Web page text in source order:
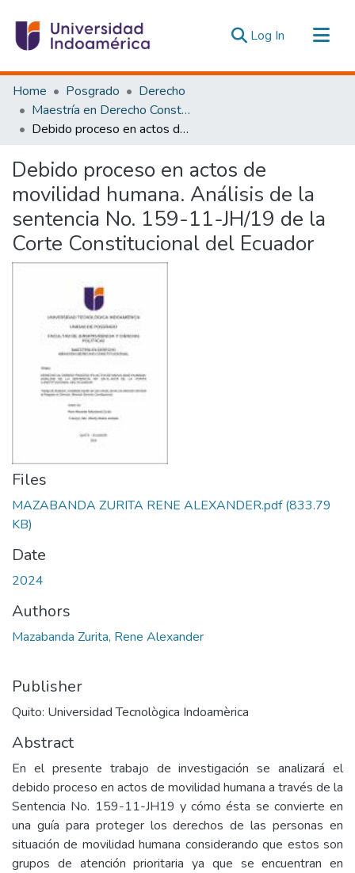
Log In (current)
Communities & Collections
All of DSpace
Statistics
Home Posgrado
Derecho
Maestría en Derecho Constitucional con Mención en Derecho Constitucional
Debido proceso en actos de movilidad humana. Análisis de la sentencia No. 159-11-JH/19 de la Corte Constitucional del Ecuador
Debido proceso en actos de
movilidad humana. Análisis de la
sentencia No. 159-11-JH/19 de la
Corte Constitucional del Ecuador
Files
MAZABANDA ZURITA RENE ALEXANDER.pdf(833.79
KB)
Date
2024
Authors
Mazabanda Zurita, Rene Alexander
Publisher
Quito: Universidad Tecnològica Indoamèrica
Abstract
En el presente trabajo de investigación se analizará el
debido proceso en actos de movilidad humana a través de la
Sentencia No. 159-11-JH19 y cómo ésta se convierte en
una guía para proteger los derechos de las personas en
situación de movilidad humana considerando que estos son
grupos de atención prioritaria ya que se encuentran en